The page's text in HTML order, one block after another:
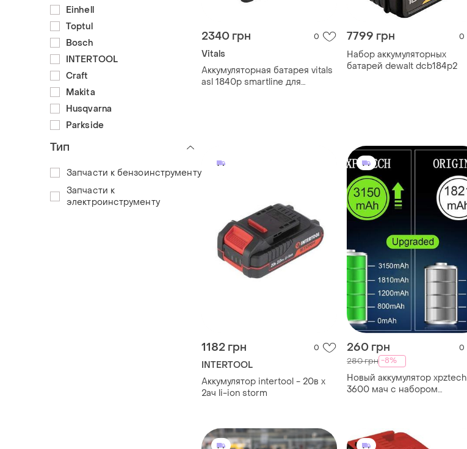
2340 грн 0
Vitals
Аккумуляторная батарея vitals
asl 1840p smartline для
7799 грн 0
Набор аккумуляторных
батарей dewalt dcb184p2
1182 грн 0
INTERTOOL
Аккумулятор intertool - 20в x
2ач li-ion storm
260 грн 0
280 грн -8%
Новый аккумулятор xpztech
3600 мач с набором
Einhell
Toptul
Bosch
INTERTOOL
Craft
Makita
Husqvarna
Parkside
Тип
Запчасти к бензоинструменту
Запчасти к
электроинструменту